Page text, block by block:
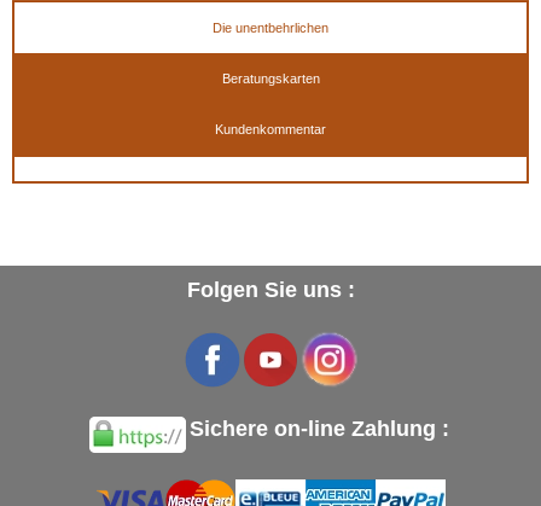
Die unentbehrlichen
Beratungskarten
Kundenkommentar
Folgen Sie uns :
Sichere on-line Zahlung :